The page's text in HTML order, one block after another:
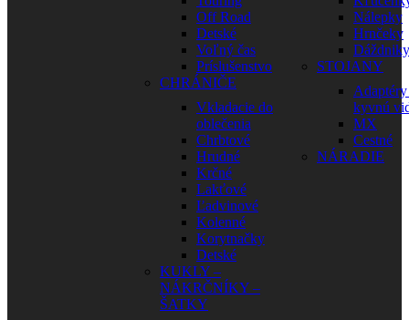
Off Road
Detské
Voľný čas
Príslušenstvo
CHRÁNIČE
Vkladacie do
oblečenia
Chrbtové
Hrudné
Krčné
Lakťové
Ľadvinové
Kolenné
Korytnačky
Detské
KUKLY –
NÁKRČNÍKY –
ŠATKY
Nálepky
Hrnčeky
Dáždniky
STOJANY
kyvnú
MX
Cestné
NÁRADIE